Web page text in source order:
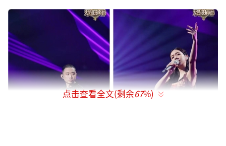
点击查看全文(剩余67%)